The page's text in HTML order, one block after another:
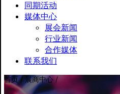
同期活动
媒体中心
展会新闻
行业新闻
合作媒体
联系我们
首页 / 展商中心 /